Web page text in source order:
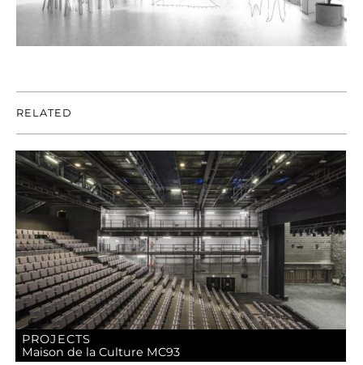
RELATED
PROJECTS
Maison de la Culture MC93